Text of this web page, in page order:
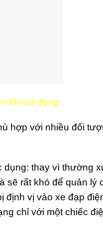
khi sử dụng
hợp với nhiều đối
dụng: thay vì thường
sẽ rất khó để quản lý
định vị vào xe đạp
chỉ với một chiếc